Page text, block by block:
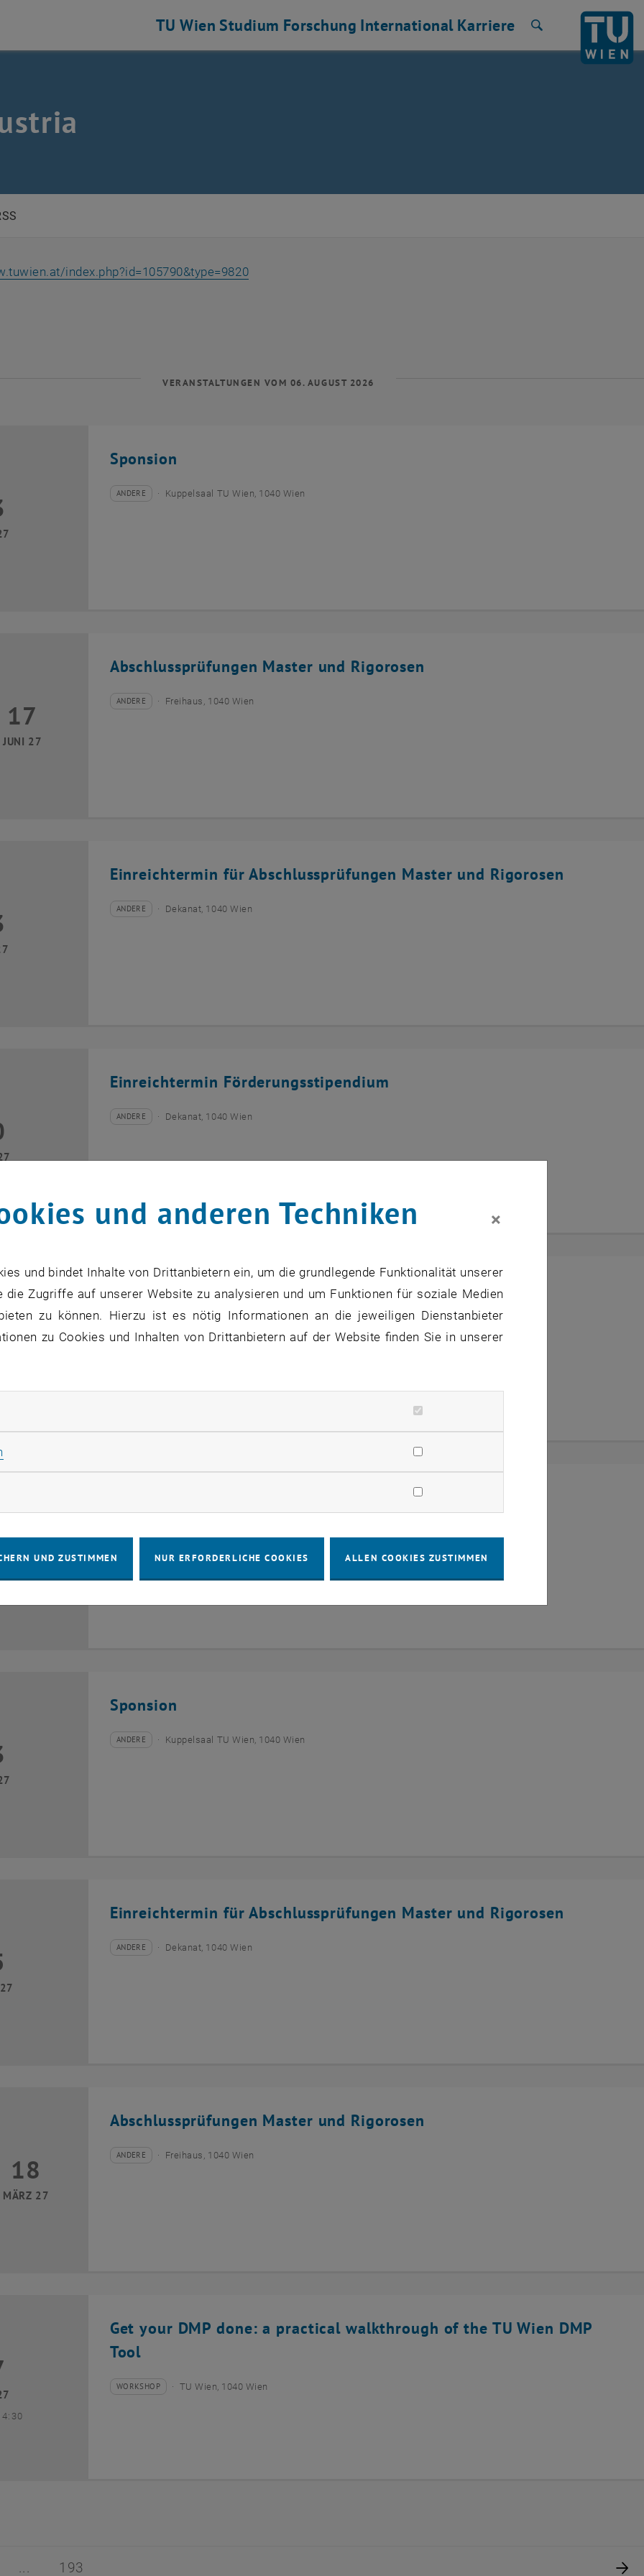
TU Wien Studium Forschung International Karriere
index.php?id=105790&type=9820, öffnet eine externe URL in einem neuen Fenster
VERANSTALTUNGEN VOM 06. AUGUST 2026
Sponsion
2027 Veranstaltungstyp:
ANDERE
Veranstaltungsort:Kuppelsaal TU Wien, 1040 Wien
Abschlussprüfungen Master und Rigorosen
Juni 2027 bis 17 Juni 2027
17
JUNI 27
Veranstaltungstyp:
ANDERE
Veranstaltungsort:Freihaus, 1040 Wien
Einreichtermin für Abschlussprüfungen Master und Rigorosen
2027 Veranstaltungstyp:
ANDERE
Veranstaltungsort:Dekanat, 1040 Wien
Einreichtermin Förderungsstipendium
2027 Veranstaltungstyp:
ANDERE
Veranstaltungsort:Dekanat, 1040 Wien
Understanding Academic Literature Search
2027 bis 27 April 2027
27 Seminarraum CHEG (CHEG34), 1040 Vienna Gußhausstraße 25-25a
Abschlussprüfungen Master und Rigorosen
2027 bis 29 April 2027
29 Veranstaltungstyp:
Veranstaltungsort:
Sponsion
2027 Veranstaltungstyp:
ANDERE
Veranstaltungsort:Kuppelsaal TU Wien, 1040 Wien
Einreichtermin für Abschlussprüfungen Master und Rigorosen
2027 Veranstaltungstyp:
ANDERE
Veranstaltungsort:Dekanat, 1040 Wien
Abschlussprüfungen Master und Rigorosen
März 2027 bis 18 März 2027
18
MÄRZ 27
Veranstaltungstyp:
ANDERE
Veranstaltungsort:Freihaus, 1040 Wien
Get your DMP done: a practical walkthrough of the TU Wien DMP
Tool
2027
Veranstaltungstyp:
WORKSHOP
Veranstaltungsort:TU Wien, 1040 Wien
193
3 von 193Seite 193 von 193
193
und anderen Techniken ×
und bindet Inhalte von Drittanbietern ein, um die grundlegende Funktionalität unserer
Zugriffe auf unserer Website zu analysieren und um Funktionen für soziale Medien
zu können. Hierzu ist es nötig Informationen an die jeweiligen Dienstanbieter
zu Cookies und Inhalten von Drittanbietern auf der Website finden Sie in unserer
Cookies zulassen
UND ZUSTIMMEN NUR ERFORDERLICHE COOKIES ALLEN COOKIES ZUSTIMMEN